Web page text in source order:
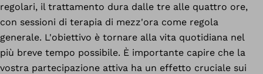
regolari, il trattamento dura dalle tre alle quattro ore,
con sessioni di terapia di mezz'ora come regola
generale. L'obiettivo è tornare alla vita quotidiana nel
più breve tempo possibile. È importante capire che la
vostra partecipazione attiva ha un effetto cruciale sui